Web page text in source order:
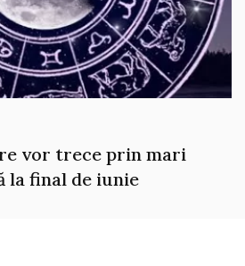
vor trece prin mari
la final de iunie